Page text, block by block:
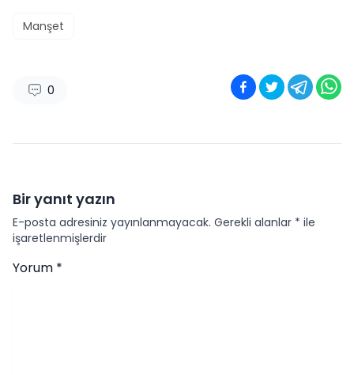
Manşet
0
Bir yanıt yazın
E-posta adresiniz yayınlanmayacak. Gerekli alanlar * ile
işaretlenmişlerdir
Yorum *